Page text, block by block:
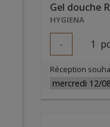
HYGIENA
- 1 pc
Réception